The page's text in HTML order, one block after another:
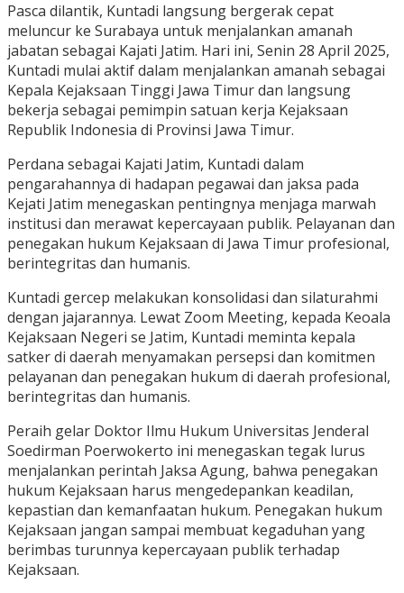
Pasca dilantik, Kuntadi langsung bergerak cepat
meluncur ke Surabaya untuk menjalankan amanah
jabatan sebagai Kajati Jatim. Hari ini, Senin 28 April 2025,
Kuntadi mulai aktif dalam menjalankan amanah sebagai
Kepala Kejaksaan Tinggi Jawa Timur dan langsung
bekerja sebagai pemimpin satuan kerja Kejaksaan
Republik Indonesia di Provinsi Jawa Timur.
Perdana sebagai Kajati Jatim, Kuntadi dalam
pengarahannya di hadapan pegawai dan jaksa pada
Kejati Jatim menegaskan pentingnya menjaga marwah
institusi dan merawat kepercayaan publik. Pelayanan dan
penegakan hukum Kejaksaan di Jawa Timur profesional,
berintegritas dan humanis.
Kuntadi gercep melakukan konsolidasi dan silaturahmi
dengan jajarannya. Lewat Zoom Meeting, kepada Keoala
Kejaksaan Negeri se Jatim, Kuntadi meminta kepala
satker di daerah menyamakan persepsi dan komitmen
pelayanan dan penegakan hukum di daerah profesional,
berintegritas dan humanis.
Peraih gelar Doktor Ilmu Hukum Universitas Jenderal
Soedirman Poerwokerto ini menegaskan tegak lurus
menjalankan perintah Jaksa Agung, bahwa penegakan
hukum Kejaksaan harus mengedepankan keadilan,
kepastian dan kemanfaatan hukum. Penegakan hukum
Kejaksaan jangan sampai membuat kegaduhan yang
berimbas turunnya kepercayaan publik terhadap
Kejaksaan.